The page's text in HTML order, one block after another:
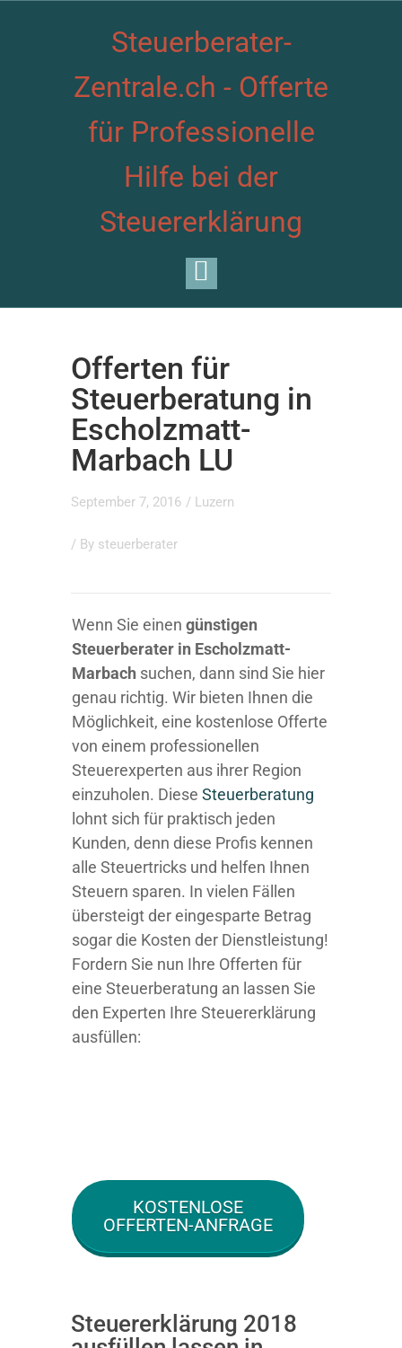
Steuerberater-
Zentrale.ch - Offerte
für Professionelle
Hilfe bei der
Steuererklärung
Offerten für
Steuerberatung in
Escholzmatt-
Marbach LU
September 7, 2016 / Luzern
/ By steuerberater
Wenn Sie einen günstigen
Steuerberater in Escholzmatt-
Marbach suchen, dann sind Sie hier
genau richtig. Wir bieten Ihnen die
Möglichkeit, eine kostenlose Offerte
von einem professionellen
Steuerexperten aus ihrer Region
einzuholen. Diese Steuerberatung
lohnt sich für praktisch jeden
Kunden, denn diese Profis kennen
alle Steuertricks und helfen Ihnen
Steuern sparen. In vielen Fällen
übersteigt der eingesparte Betrag
sogar die Kosten der Dienstleistung!
Fordern Sie nun Ihre Offerten für
eine Steuerberatung an lassen Sie
den Experten Ihre Steuererklärung
ausfüllen:
KOSTENLOSE
OFFERTEN-ANFRAGE
Steuererklärung 2018